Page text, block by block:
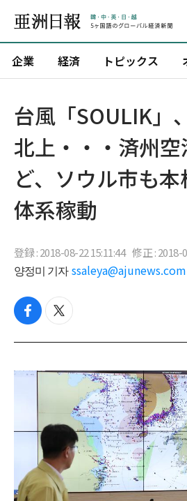
企業 経済 トピックス
台風「SOULIK」
北上・・・済州
ど、ソウル市も
体系稼動
登録 : 2018-08-22 15:11:44 修正 : 2018-
양정미 기자 ssaleya@ajunews.com
f
c
b
t
i
t